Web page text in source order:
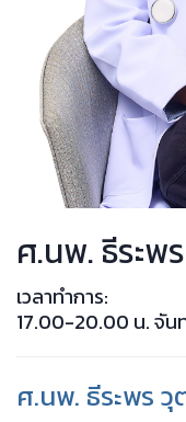
ศ.นพ. ธีระ
เวลาทำการ:
17.00-20.00 น. จัน
ศ.นพ. ธีระพร